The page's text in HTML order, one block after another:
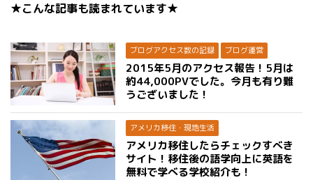
★こんな記事も読まれています★
ブログアクセス数の記録 ブログ運営
2015年5月のアクセス報告！5月は
約44,000PVでした。今月も有り難
うございました！
アメリカ移住・現地生活
アメリカ移住したらチェックすべき
サイト！移住後の語学向上に英語を
無料で学べる学校紹介も！